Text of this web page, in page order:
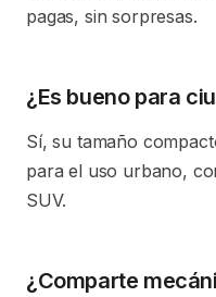
pagas, sin sorpresas.
¿Es bueno para
Sí, su tamaño
para el uso urbano,
SUV.
¿Comparte